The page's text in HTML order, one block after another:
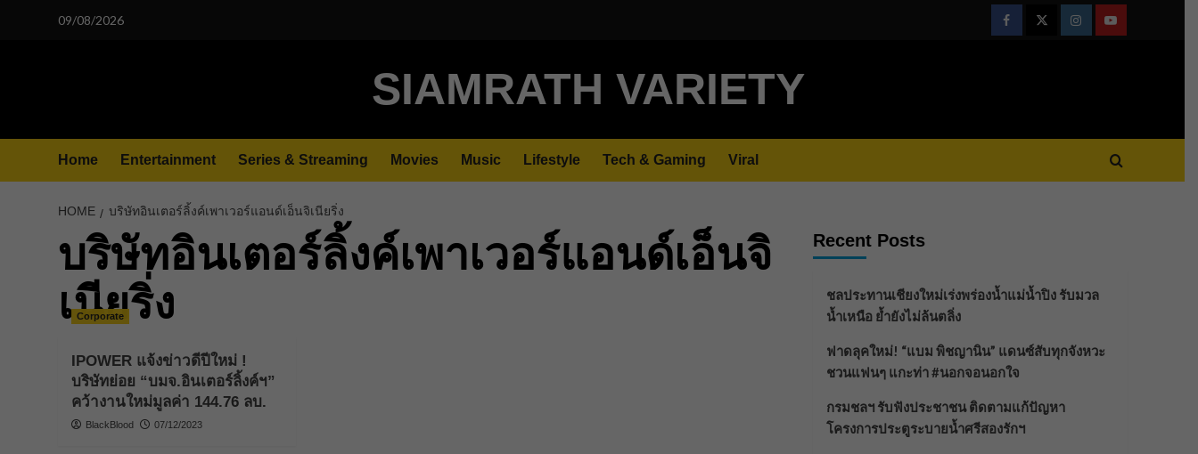
09/08/2026
FacebookTwitterInstagramYoutube
SIAMRATH VARIETY
Home Entertainment Series & Streaming Movies Music Lifestyle Tech & Gaming Viral
HOME บริษัทอินเตอร์ลิ้งค์เพาเวอร์แอนด์เอ็นจิเนียริ่ง
บริษัทอินเตอร์ลิ้งค์เพาเวอร์แอนด์เอ็นจิ
เนียริ่ง
Corporate
IPOWER แจ้งข่าวดีปีใหม่ !
บริษัทย่อย “บมจ.อินเตอร์ลิ้งค์ฯ”
คว้างานใหม่มูลค่า 144.76 ลบ.
BlackBlood 07/12/2023
Recent Posts
ชลประทานเชียงใหม่เร่งพร่องน้ำแม่น้ำปิง รับมวล
น้ำเหนือ ย้ำยังไม่ล้นตลิ่ง
ฟาดลุคใหม่! “แบม พิชญานิน” แดนซ์สับทุกจังหวะ
ชวนแฟนๆ แกะท่า #นอกจอนอกใจ
กรมชลฯ รับฟังประชาชน ติดตามแก้ปัญหา
โครงการประตูระบายน้ำศรีสองรักฯ